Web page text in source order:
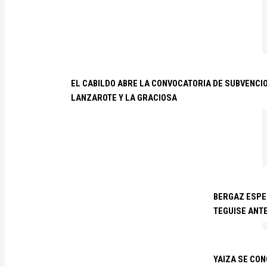
EL CABILDO ABRE LA CONVOCATORIA DE
LANZAROTE Y LA GRACIOSA
BERGAZ
TEGUISE
YAIZA SE